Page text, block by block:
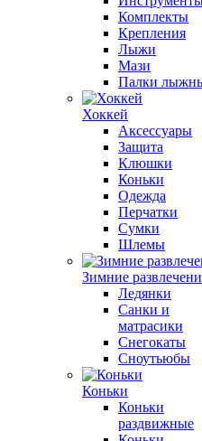
Комплекты
Крепления
Лыжи
Мази
Палки
Хоккей
Аксессуары
Защита
Клюшки
Коньки
Одежда
Перчатки
Сумки
Шлемы
Зимние
Ледянки
Санки и
матрасики
Снегокаты
Сноутьюбы
Коньки
Коньки
раздвижные